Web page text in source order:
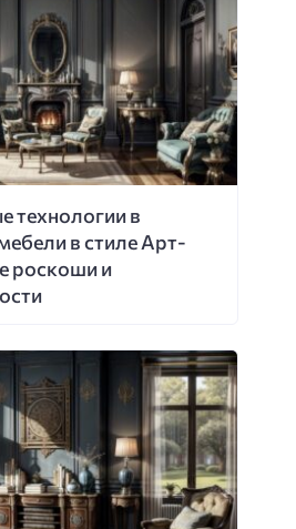
технологии в
в стиле Арт-
роскоши и